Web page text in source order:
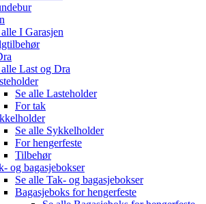
alle I Garasjen
alle Last og Dra
Se alle Lasteholder
For tak
Se alle Sykkelholder
For hengerfeste
Tilbehør
og bagasjebokser
Se alle Tak- og bagasjebokser
Bagasjeboks for hengerfeste